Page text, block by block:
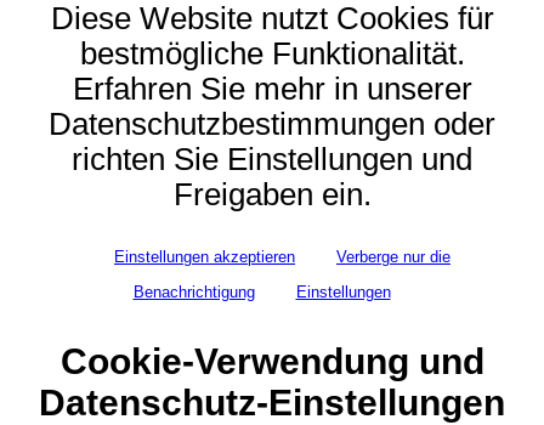
Diese Website nutzt Cookies für
bestmögliche Funktionalität.
Erfahren Sie mehr in unserer
Datenschutzbestimmungen oder
richten Sie Einstellungen und
Freigaben ein.
Einstellungen akzeptieren
Verberge nur die
Benachrichtigung
Einstellungen
Cookie-Verwendung und
Datenschutz-Einstellungen